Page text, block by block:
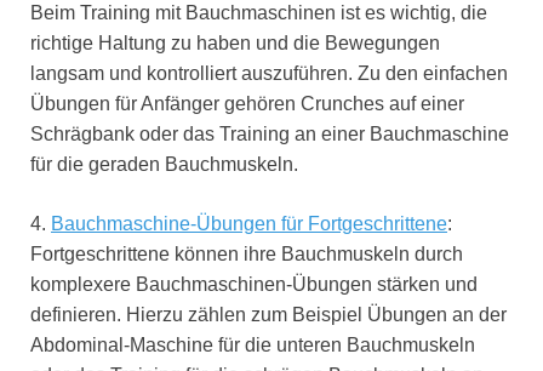
Beim Training mit Bauchmaschinen ist es wichtig, die
richtige Haltung zu haben und die Bewegungen
langsam und kontrolliert auszuführen. Zu den einfachen
Übungen für Anfänger gehören Crunches auf einer
Schrägbank oder das Training an einer Bauchmaschine
für die geraden Bauchmuskeln.
4. Bauchmaschine-Übungen für Fortgeschrittene:
Fortgeschrittene können ihre Bauchmuskeln durch
komplexere Bauchmaschinen-Übungen stärken und
definieren. Hierzu zählen zum Beispiel Übungen an der
Abdominal-Maschine für die unteren Bauchmuskeln